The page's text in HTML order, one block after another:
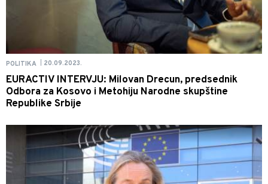
POLITIKA 20.09.2023.
EURACTIV INTERVJU: Milovan Drecun, predsednik
Odbora za Kosovo i Metohiju Narodne skupštine
Republike Srbije